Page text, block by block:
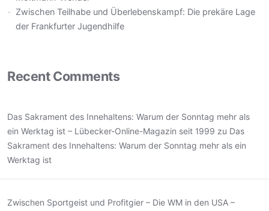
Zwischen Teilhabe und Überlebenskampf: Die prekäre Lage
der Frankfurter Jugendhilfe
Recent Comments
Das Sakrament des Innehaltens: Warum der Sonntag mehr als
ein Werktag ist – Lübecker-Online-Magazin seit 1999 zu Das
Sakrament des Innehaltens: Warum der Sonntag mehr als ein
Werktag ist
Zwischen Sportgeist und Profitgier – Die WM in den USA –